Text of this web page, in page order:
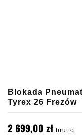
Blokada
Tyrex 26 Frezów
2 699,00 zł brutto